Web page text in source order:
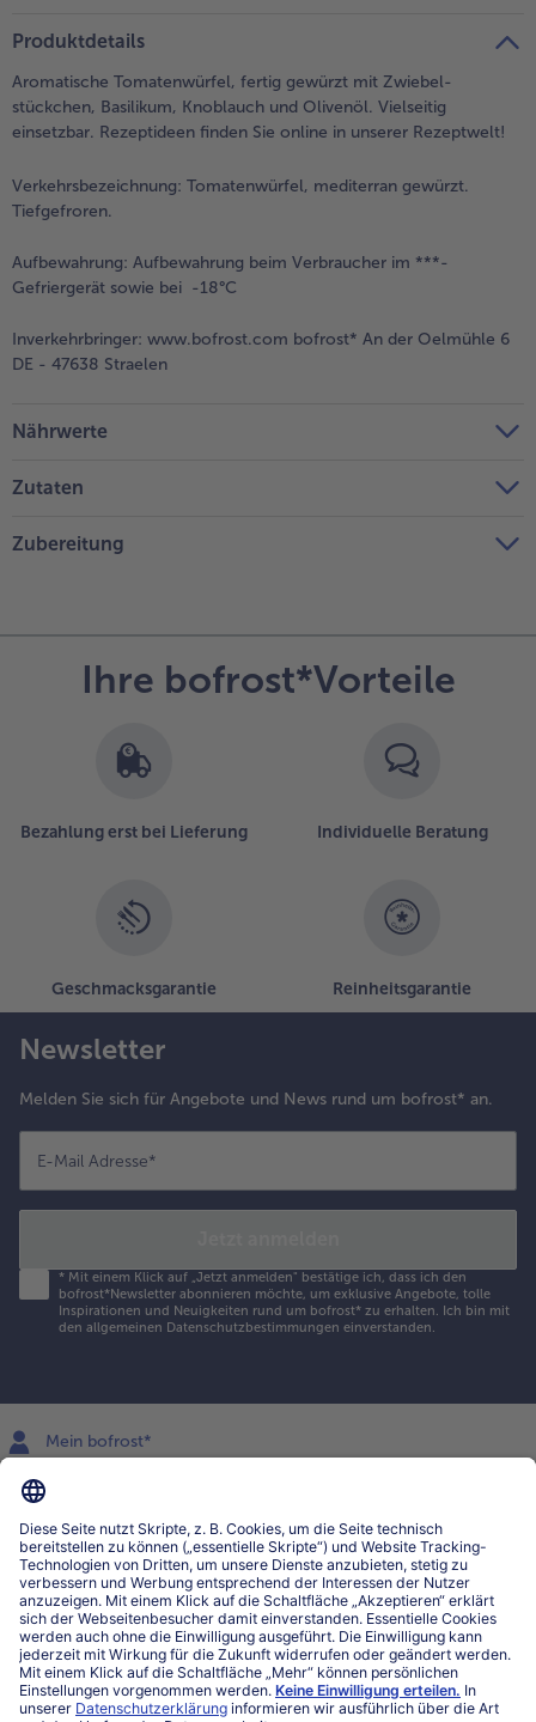
Produktdetails
Aromatische Tomatenwürfel, fertig gewürzt mit Zwiebel­
stückchen, Basilikum, Knoblauch und Olivenöl. Vielseitig
einsetzbar. Rezept­ideen finden Sie online in unserer Rezeptwelt!
Verkehrsbezeichnung: Tomatenwürfel, mediterran gewürzt.
Tiefgefroren.
Aufbewahrung: Aufbewahrung beim Verbraucher im ***-
Gefriergerät sowie bei -18°C
Inverkehrbringer: www.bofrost.com bofrost* An der Oelmühle 6
DE - 47638 Straelen
Nährwerte
Zutaten
Zubereitung
Ihre bofrost*Vorteile
Bezahlung erst bei Lieferung Individuelle Beratung
Geschmacksgarantie Reinheitsgarantie
Newsletter
Melden Sie sich für Angebote und News rund um bofrost* an.
E-Mail Adresse*
* Mit einem Klick auf „Jetzt anmelden" bestätige ich, dass ich den
bofrost*Newsletter abonnieren möchte, um exklusive Angebote, tolle
Inspirationen und Neuigkeiten rund um bofrost* zu erhalten. Ich bin mit
den allgemeinen Datenschutzbestimmungen einverstanden.
Mein bofrost*
www.bofrost.lu
027863232
Mo-Fr. von 7 bis 20 Uhr
Service
Über bofrost*